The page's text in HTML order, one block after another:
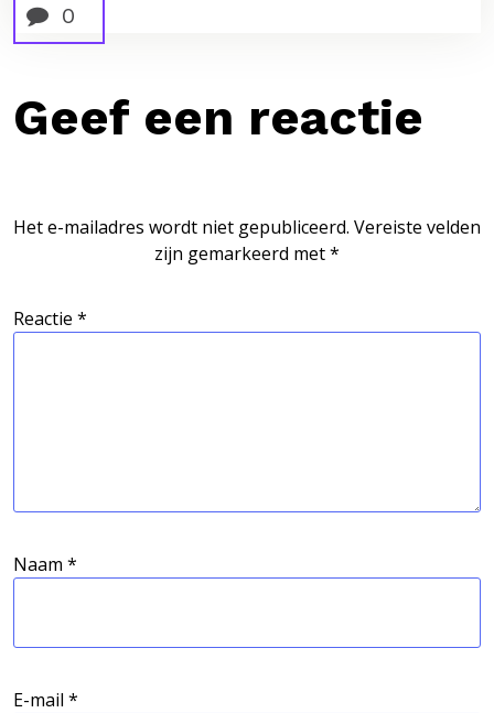
0
Geef een reactie
Het e-mailadres wordt niet gepubliceerd. Vereiste velden
zijn gemarkeerd met*
Reactie *
Naam *
E-mail *